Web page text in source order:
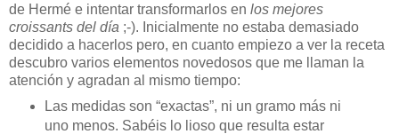
de Hermé e intentar transformarlos en los mejores
croissants del día ;-). Inicialmente no estaba demasiado
decidido a hacerlos pero, en cuanto empiezo a ver la receta
descubro varios elementos novedosos que me llaman la
atención y agradan al mismo tiempo:
Las medidas son “exactas”, ni un gramo más ni
uno menos. Sabéis lo lioso que resulta estar